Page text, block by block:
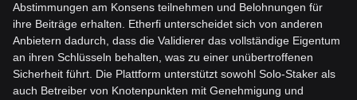
Abstimmungen am Konsens teilnehmen und Belohnungen für
ihre Beiträge erhalten. Etherfi unterscheidet sich von anderen
Anbietern dadurch, dass die Validierer das vollständige Eigentum
an ihren Schlüsseln behalten, was zu einer unübertroffenen
Sicherheit führt. Die Plattform unterstützt sowohl Solo-Staker als
auch Betreiber von Knotenpunkten mit Genehmigung und